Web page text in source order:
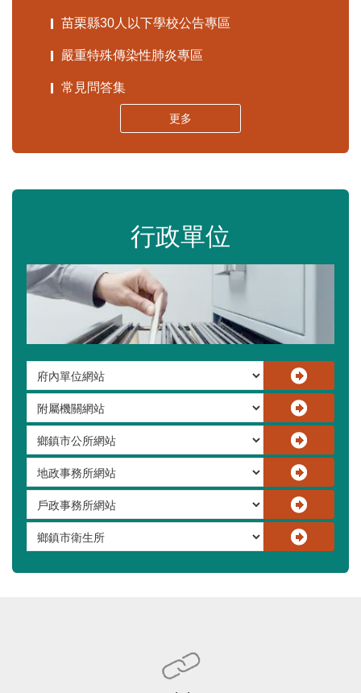
苗栗縣30人以下學校公告專區
嚴重特殊傳染性肺炎專區
常見問答集
更多
行政單位